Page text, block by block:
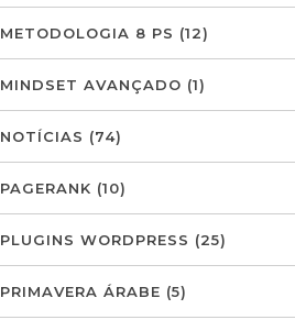
METODOLOGIA 8 PS (12)
MINDSET AVANÇADO (1)
NOTÍCIAS (74)
PAGERANK (10)
PLUGINS WORDPRESS (25)
PRIMAVERA ÁRABE (5)